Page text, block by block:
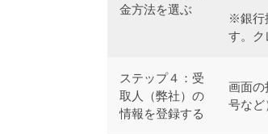
金方法を選ぶ
※銀行
す。ク
ステップ４：受
取人（弊社）の
情報を登録する
画面
号など